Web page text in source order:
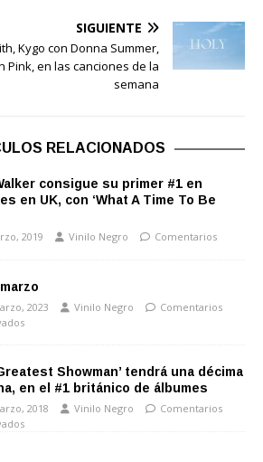
SIGUIENTE
Kygo con Donna Summer,
Pink, en las canciones de la
semana
RELACIONADOS
consigue su primer #1 en
en UK, con ‘What A Time To Be
2019 Vinilo Negro
Comentarios
2023 Vinilo Negro
Comentarios
Showman’ tendrá una décima
en el #1 británico de álbumes
2018 Vinilo Negro
Comentarios